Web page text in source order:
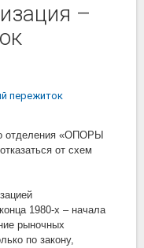
–
отделения «ОПОРЫ
от схем
1980-х – начала
рыночных
по закону,